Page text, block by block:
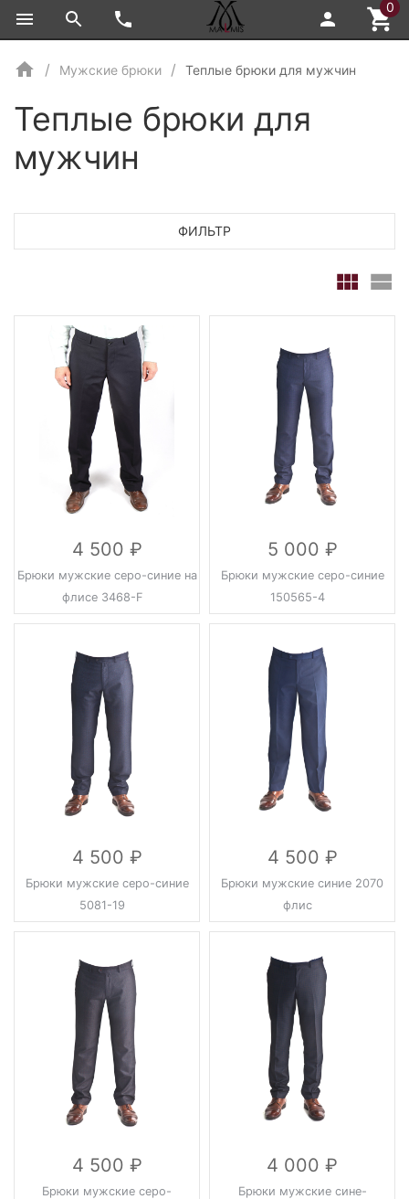
0
Мужские брюки Теплые брюки для мужчин
Теплые брюки для
мужчин
ФИЛЬТР
4 500
Брюки мужские серо-синие на
флисе 3468-F
5 000
Брюки мужские серо-синие
150565-4
4 500
Брюки мужские серо-синие
5081-19
4 500
Брюки мужские синие 2070
флис
4 500
Брюки мужские серо-
4 000
Брюки мужские сине-